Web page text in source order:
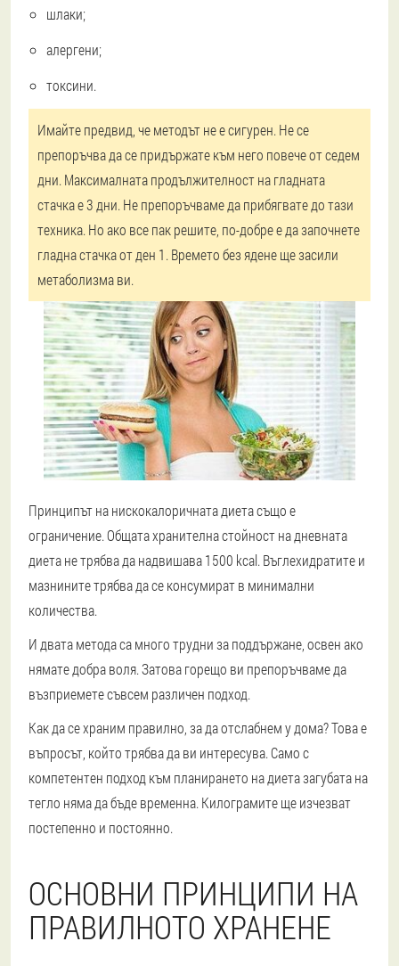
шлаки;
алергени;
токсини.
Имайте предвид, че методът не е сигурен. Не се
препоръчва да се придържате към него повече от седем
дни. Максималната продължителност на гладната
стачка е 3 дни. Не препоръчваме да прибягвате до тази
техника. Но ако все пак решите, по-добре е да започнете
гладна стачка от ден 1. Времето без ядене ще засили
метаболизма ви.
Принципът на нискокалоричната диета също е
ограничение. Общата хранителна стойност на дневната
диета не трябва да надвишава 1500 kcal. Въглехидратите и
мазнините трябва да се консумират в минимални
количества.
И двата метода са много трудни за поддържане, освен ако
нямате добра воля. Затова горещо ви препоръчваме да
възприемете съвсем различен подход.
Как да се храним правилно, за да отслабнем у дома? Това е
въпросът, който трябва да ви интересува. Само с
компетентен подход към планирането на диета загубата на
тегло няма да бъде временна. Килограмите ще изчезват
постепенно и постоянно.
ОСНОВНИ ПРИНЦИПИ НА
ПРАВИЛНОТО ХРАНЕНЕ